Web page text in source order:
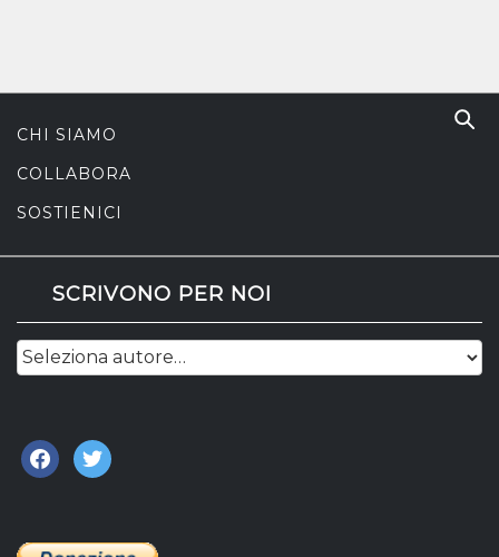
CHI SIAMO
COLLABORA
SOSTIENICI
SCRIVONO PER NOI
facebook
twitter